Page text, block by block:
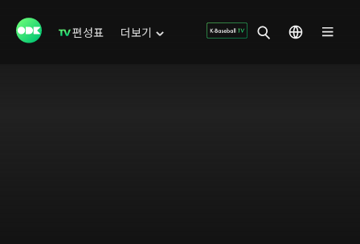
편성표 더보기